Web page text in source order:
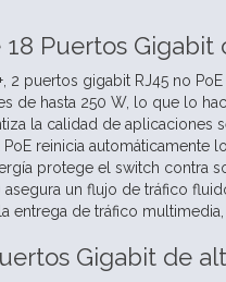
Puertos Gigabit
2 puertos gigabit RJ45 no
de hasta 250 W, lo que lo
la calidad de
PoE reinicia
protege el switch contra
asegura un flujo de tráfico
entrega de tráfico
Gigabit de